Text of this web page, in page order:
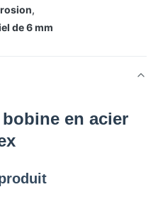
,
de 6 mm
bobine en acier